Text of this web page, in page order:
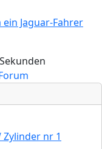
ein Jaguar-Fahrer
nr 1